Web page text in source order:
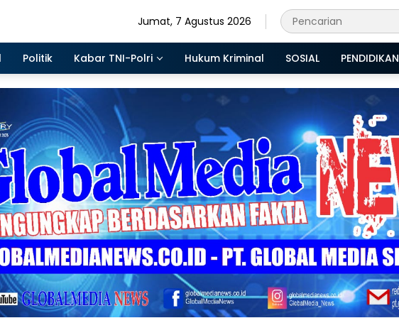
Jumat, 7 Agustus 2026
Politik Kabar TNI-Polri Hukum Kriminal SOSIAL PENDIDIKAN